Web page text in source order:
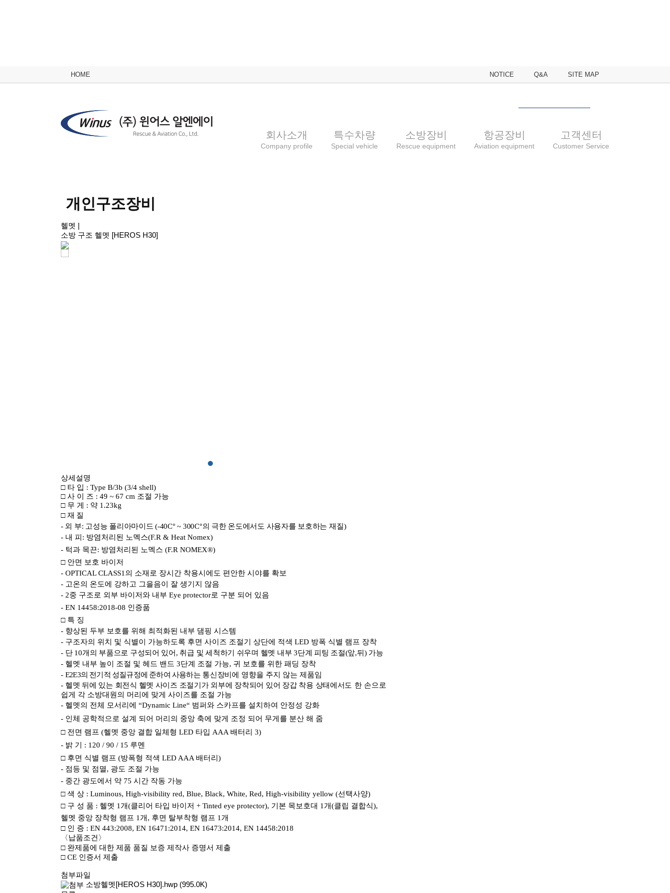
HOME NOTICE Q&A SITE MAP
회사소개
Company profile
특수차량
Special vehicle
소방장비
Rescue equipment
항공장비
Aviation equipment
고객센터
Customer Service
개인구조장비
헬멧 |
소방 구조 헬멧 [HEROS H30]
상세설명
□ 타 입 : Type B/3b (3/4 shell)
□ 사 이 즈 : 49 ~ 67 cm 조절 가능
□ 무 게 : 약 1.23kg
□ 재 질
- 외 부: 고성능 폴리아마이드(-40C° ~ 300C°의 극한 온도에서도 사용자를 보호하는 재질)
- 내 피 : 방염처리된 노멕스(F.R & Heat Nomex)
- 턱과 목끈: 방염처리된 노멕스 (F.R NOMEX®)
□ 안면 보호 바이저
- OPTICAL CLASS1 의 소재로 장시간 착용시에도 편안한 시야를 확보
- 고온의 온도에 강하고 그을음이 잘 생기지 않음
- 2중 구조로 외부 바이저와 내부 Eye protector로 구분 되어 있음
- EN 14458:2018-08 인증품
□ 특 징
- 향상된 두부 보호를 위해 최적화된 내부 댐핑 시스템
- 구조자의 위치 및 식별이 가능하도록 후면 사이즈 조절기 상단에 적색 LED 방폭 식별 램프 장착
- 단 10개의 부품으로 구성되어 있어 , 취급 및 세척하기 쉬우며 헬멧 내부3단계 피팅 조절(앞,뒤 ) 가능
- 헬멧 내부 높이 조절 및 헤드 밴드 3단계 조절 가능, 귀 보호를 위한 패딩 장착
- E2E3의 전기적 성질규정에 준하여 사용하는 통신장비에 영향을 주지 않는 제품임
- 헬멧 뒤에 있는 회전식 헬멧 사이즈 조절기가 외부에 장착되어 있어 장갑 착용 상태에서도 한 손으로
쉽게 각 소방대원의 머리에 맞게 사이즈를 조절 가능
- 헬멧의 전체 모서리에 “Dynamic Line“ 범퍼와 스카프를 설치하여 안정성 강화
- 인체 공학적으로 설계 되어 머리의 중앙 축에 맞게 조정 되어 무게를 분산 해 줌
□ 전면 램프 (헬멧 중앙 결합 일체형 LED 타입 AAA 배터리 3)
- 밝 기 : 120 / 90 / 15 루멘
□ 후면 식별 램프 (방폭형 적색 LED AAA 배터리 )
- 점등 및 점멸, 광도 조절 가능
- 중간 광도에서 약 75 시간 작동 가능
□ 색 상 : Luminous, High-visibility red, Blue, Black, White, Red, High-visibility yellow (선택사양)
□ 구 성 품 : 헬멧 1 개(클리어 타입 바이저 + Tinted eye protector), 기본 목보호대 1 개(클립 결합식),
헬멧 중앙 장착형 램프 1 개 , 후면 탈부착형 램프 1 개
□ 인 증 : EN 443:2008, EN 16471:2014, EN 16473:2014, EN 14458:2018
〈납품조건 〉
□ 완제품에 대한 제품 품질 보증 제작사 증명서 제출
□ CE 인증서 제출
첨부파일
소방헬멧[HEROS H30].hwp (995.0K)